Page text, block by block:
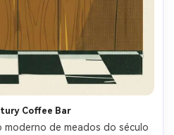
Coffee Bar
de meados do século